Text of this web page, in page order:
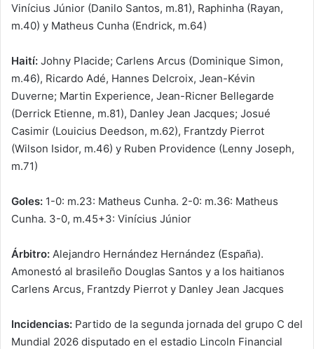
Vinícius Júnior (Danilo Santos, m.81), Raphinha (Rayan,
m.40) y Matheus Cunha (Endrick, m.64)
Haití: Johny Placide; Carlens Arcus (Dominique Simon,
m.46), Ricardo Adé, Hannes Delcroix, Jean-Kévin
Duverne; Martin Experience, Jean-Ricner Bellegarde
(Derrick Etienne, m.81), Danley Jean Jacques; Josué
Casimir (Louicius Deedson, m.62), Frantzdy Pierrot
(Wilson Isidor, m.46) y Ruben Providence (Lenny Joseph,
m.71)
Goles: 1-0: m.23: Matheus Cunha. 2-0: m.36: Matheus
Cunha. 3-0, m.45+3: Vinícius Júnior
Árbitro: Alejandro Hernández Hernández (España).
Amonestó al brasileño Douglas Santos y a los haitianos
Carlens Arcus, Frantzdy Pierrot y Danley Jean Jacques
Incidencias: Partido de la segunda jornada del grupo C del
Mundial 2026 disputado en el estadio Lincoln Financial